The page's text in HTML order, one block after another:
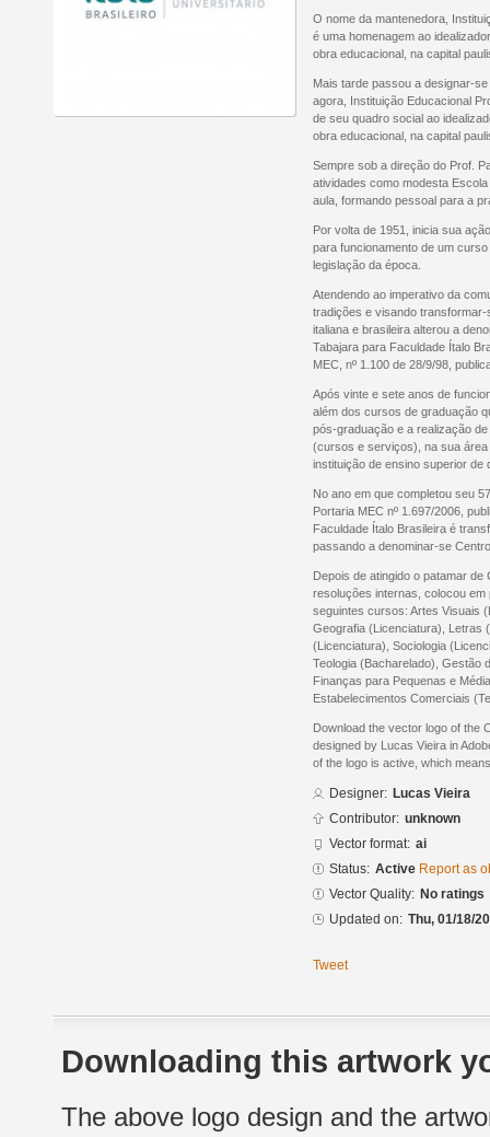
O nome da mantenedora,
é uma homenagem ao
obra educacional, na capital
Mais tarde passou a designar-
agora, Instituição Educacional
de seu quadro social ao
obra educacional, na capital
Sempre sob a direção do Prof.
atividades como modesta
aula, formando pessoal para a
Por volta de 1951, inicia sua
para funcionamento de um
legislação da época.
Atendendo ao imperativo da
tradições e visando
italiana e brasileira alterou a
Tabajara para Faculdade Ítalo
MEC, nº 1.100 de 28/9/98,
Após vinte e sete anos de
além dos cursos de graduação
pós-graduação e a realização
(cursos e serviços), na sua
instituição de ensino superior de
No ano em que completou seu
Portaria MEC nº 1.697/2006,
Faculdade Ítalo Brasileira é
passando a denominar-se
Depois de atingido o patamar
resoluções internas, colocou
seguintes cursos: Artes Visuais
Geografia (Licenciatura), Letras
(Licenciatura), Sociologia
Teologia (Bacharelado), Gestão
Finanças para Pequenas e
Estabelecimentos Comerciais
Download the vector logo of the
designed by Lucas Vieira in
of the logo is active, which
Designer: Lucas Vieira
Contributor: unknown
Vector format: ai
Status: Active Report as
Vector Quality: No ratings
Updated on: Thu, 01/18/
Tweet
Downloading this artwork
The above logo design and the